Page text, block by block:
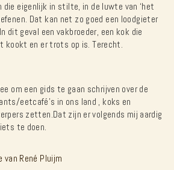
die eigenlijk in stilte, in de luwte van ‘het
Dat kan net zo goed een loodgieter
dit geval een vakbroeder, een kok die
kookt en er trots op is. Terecht.
om een gids te gaan schrijven over de
eetcafé’s in ons land , koks en
zetten.Dat zijn er volgends mij aardig
te doen.
René Pluijm